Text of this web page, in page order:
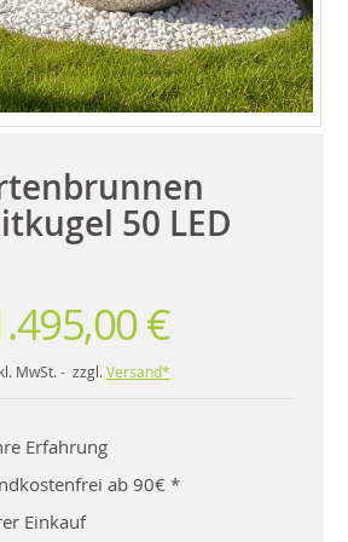
50 LED
€
MwSt. - zzgl. Versand*
Erfahrung
ab 90€ *
Einkauf